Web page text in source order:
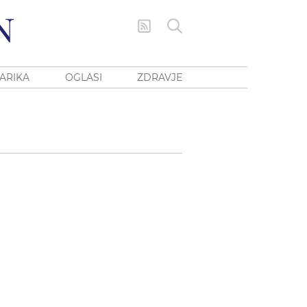
OGLASI ZDRAVJE